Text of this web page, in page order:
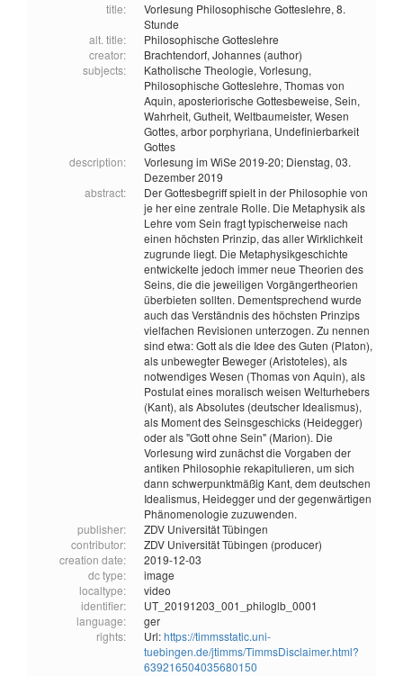
title:
Vorlesung Philosophische Gotteslehre, 8.
Stunde
alt. title:
Philosophische Gotteslehre
creator:
Brachtendorf, Johannes (author)
subjects:
Katholische Theologie, Vorlesung,
Philosophische Gotteslehre, Thomas von
Aquin, aposteriorische Gottesbeweise, Sein,
Wahrheit, Gutheit, Weltbaumeister, Wesen
Gottes, arbor porphyriana, Undefinierbarkeit
Gottes
description:
Vorlesung im WiSe 2019-20; Dienstag, 03.
Dezember 2019
abstract:
Der Gottesbegriff spielt in der Philosophie von
je her eine zentrale Rolle. Die Metaphysik als
Lehre vom Sein fragt typischerweise nach
einen höchsten Prinzip, das aller Wirklichkeit
zugrunde liegt. Die Metaphysikgeschichte
entwickelte jedoch immer neue Theorien des
Seins, die die jeweiligen Vorgängertheorien
überbieten sollten. Dementsprechend wurde
auch das Verständnis des höchsten Prinzips
vielfachen Revisionen unterzogen. Zu nennen
sind etwa: Gott als die Idee des Guten (Platon),
als unbewegter Beweger (Aristoteles), als
notwendiges Wesen (Thomas von Aquin), als
Postulat eines moralisch weisen Welturhebers
(Kant), als Absolutes (deutscher Idealismus),
als Moment des Seinsgeschicks (Heidegger)
oder als "Gott ohne Sein" (Marion). Die
Vorlesung wird zunächst die Vorgaben der
antiken Philosophie rekapitulieren, um sich
dann schwerpunktmäßig Kant, dem deutschen
Idealismus, Heidegger und der gegenwärtigen
Phänomenologie zuzuwenden.
publisher:
ZDV Universität Tübingen
contributor:
ZDV Universität Tübingen (producer)
creation date:
2019-12-03
dc type:
image
localtype:
video
identifier:
UT_20191203_001_philoglb_0001
language:
ger
rights:
Url:https://timmsstatic.uni-
tuebingen.de/jtimms/TimmsDisclaimer.html?
639216504035680150